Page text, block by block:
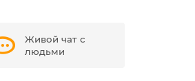
Живой чат с
людьми